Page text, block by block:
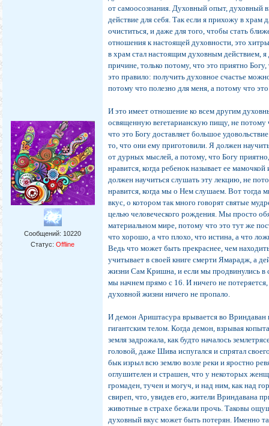
Сообщений: 10220
Статус:Offline
от самоосознания. Духовный опыт, духовный
действие для себя. Так если я прихожу в храм
очиститься, и даже для того, чтобы стать
отношения к настоящей духовности, это
в храм стал настоящим духовным действием,
причине, только потому, что это приятно
это правило: получить духовное счастье
потому что полезно для меня, а потому что
И это имеет отношение ко всем другим
освященную вегетарианскую пищу, не
что это Богу доставляет большое
то, что они ему приготовили. Я должен
от дурных мыслей, а потому, что Богу
нравится, когда ребенок называет ее
должен научиться слушать эту лекцию, не
нравится, когда мы о Нем слушаем. Вот тогда
вкус, о котором так много говорят святые
целью человеческого рождения. Мы просто
материальном мире, потому что это тут же
что хорошо, а что плохо, что истина, а что
Ведь что может быть прекраснее, чем
учитывает в своей книге смерти Ямарадж, а
жизни Сам Кришна, и если мы продвинулись в
мы начнем прямо с 16. И ничего не
духовной жизни ничего не пропало.
И демон Ариштасура врывается во
гигантским телом. Когда демон, взрывая
земля задрожала, как будто началось
головой, даже Шива испугался и спрятал
бык изрыл всю землю возле реки и яростно
оглушителен и страшен, что у некоторых
громаден, тучен и могуч, и над ним, как над
свиреп, что, увидев его, жители Вриндавана
животные в страхе бежали прочь. Таковы
духовный вкус может быть потерян. Именно